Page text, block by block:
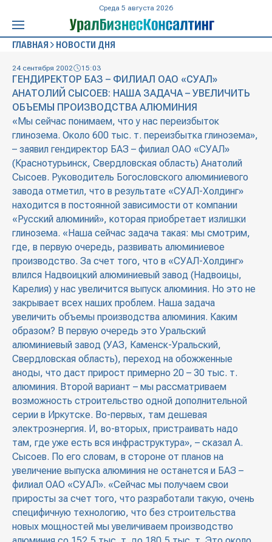
Среда 5 августа 2026
ГЛАВНАЯ НОВОСТИ ДНЯ
24 сентября 2002 15:03
ГЕНДИРЕКТОР БАЗ – ФИЛИАЛ ОАО «СУАЛ»
АНАТОЛИЙ СЫСОЕВ: НАША ЗАДАЧА – УВЕЛИЧИТЬ
ОБЪЕМЫ ПРОИЗВОДСТВА АЛЮМИНИЯ
«Мы сейчас понимаем, что у нас переизбыток
глинозема. Около 600 тыс. т. переизбытка глинозема»,
– заявил гендиректор БАЗ – филиал ОАО «СУАЛ»
(Краснотурьинск, Свердловская область) Анатолий
Сысоев. Руководитель Богословского алюминиевого
завода отметил, что в результате «СУАЛ-Холдинг»
находится в постоянной зависимости от компании
«Русский алюминий», которая приобретает излишки
глинозема. «Наша сейчас задача такая: мы смотрим,
где, в первую очередь, развивать алюминиевое
производство. За счет того, что в «СУАЛ-Холдинг»
влился Надвоицкий алюминиевый завод (Надвоицы,
Карелия) у нас увеличится выпуск алюминия. Но это не
закрывает всех наших проблем. Наша задача
увеличить объемы производства алюминия. Каким
образом? В первую очередь это Уральский
алюминиевый завод (УАЗ, Каменск-Уральский,
Свердловская область), переход на обожженные
аноды, что даст прирост примерно 20 – 30 тыс. т.
алюминия. Второй вариант – мы рассматриваем
возможность строительство одной дополнительной
серии в Иркутске. Во-первых, там дешевая
электроэнергия. И, во-вторых, пристраивать надо
там, где уже есть вся инфраструктура», – сказал А.
Сысоев. По его словам, в стороне от планов на
увеличение выпуска алюминия не останется и БАЗ –
филиал ОАО «СУАЛ». «Сейчас мы получаем свои
приросты за счет того, что разработали такую, очень
специфичную технологию, что без строительства
новых мощностей мы увеличиваем производство